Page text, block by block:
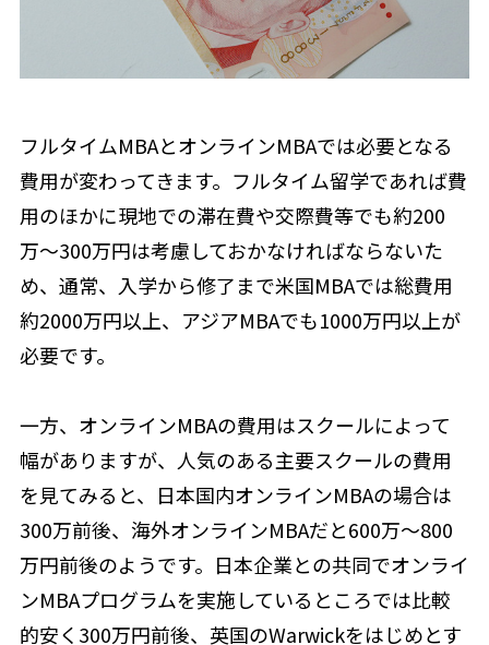
フルタイムMBAとオンラインMBAでは必要となる
費用が変わってきます。フルタイム留学であれば費
用のほかに現地での滞在費や交際費等でも約200
万〜300万円は考慮しておかなければならないた
め、通常、入学から修了まで米国MBAでは総費用
約2000万円以上、アジアMBAでも1000万円以上が
必要です。
一方、オンラインMBAの費用はスクールによって
幅がありますが、人気のある主要スクールの費用
を見てみると、日本国内オンラインMBAの場合は
300万前後、海外オンラインMBAだと600万〜800
万円前後のようです。日本企業との共同でオンライ
ンMBAプログラムを実施しているところでは比較
的安く300万円前後、英国のWarwickをはじめとす